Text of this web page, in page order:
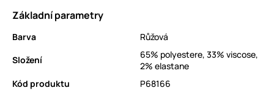
Základní parametry
Barva
Růžová
Složení
65% polyestere, 33% viscose,
2% elastane
Kód produktu
P68166